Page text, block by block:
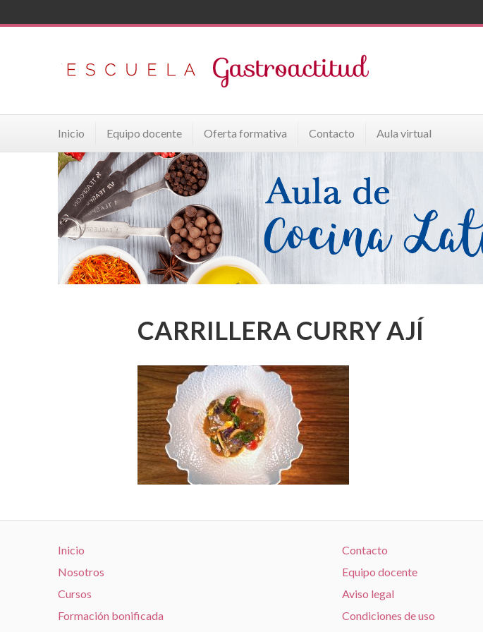
Inicio Equipo docente Oferta formativa Contacto Aula virtual
CARRILLERA CURRY AJÍ
Inicio
Nosotros
Cursos
Formación bonificada
Contacto
Equipo docente
Aviso legal
Condiciones de uso